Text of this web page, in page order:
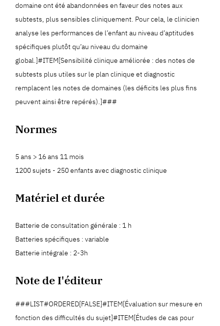
domaine ont été abandonnées en faveur des notes aux
subtests, plus sensibles cliniquement. Pour cela, le clinicien
analyse les performances de l’enfant au niveau d’aptitudes
spécifiques plutôt qu’au niveau du domaine
global.]#ITEM[Sensibilité clinique améliorée : des notes de
subtests plus utiles sur le plan clinique et diagnostic
remplacent les notes de domaines (les déficits les plus fins
peuvent ainsi être repérés).]###
Normes
5 ans > 16 ans 11 mois
1200 sujets - 250 enfants avec diagnostic clinique
Matériel et durée
Batterie de consultation générale : 1 h
Batteries spécifiques : variable
Batterie intégrale : 2-3h
Note de I'éditeur
###LIST#ORDERED[FALSE]#ITEM[Évaluation sur mesure en
fonction des difficultés du sujet]#ITEM[Études de cas pour